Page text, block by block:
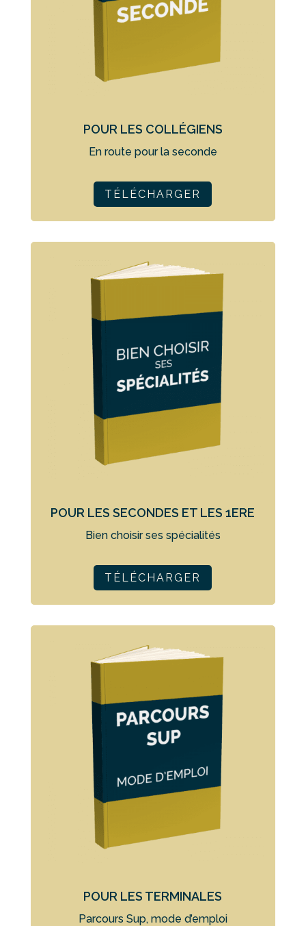
POUR LES COLLÉGIENS
En route pour la seconde
TÉLÉCHARGER
POUR LES SECONDES ET LES 1ERE
Bien choisir ses spécialités
TÉLÉCHARGER
POUR LES TERMINALES
Parcours Sup, mode d’emploi